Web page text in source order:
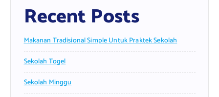
Recent Posts
Makanan Tradisional Simple Untuk Praktek Sekolah
Sekolah Togel
Sekolah Minggu